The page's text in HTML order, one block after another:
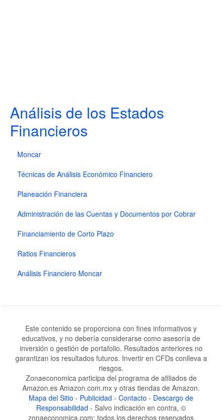
Análisis de los Estados
Financieros
Moncar
Técnicas de Análisis Económico Financiero
Planeación Financiera
Administración de las Cuentas y Documentos por Cobrar
Financiamiento de Corto Plazo
Ratios Financieros
Análisis Financiero Moncar
Este contenido se proporciona con fines informativos y
educativos, y no debería considerarse como asesoría de
inversión o gestión de portafolio. Resultados anteriores no
garantizan los resultados futuros. Invertir en CFDs conlleva a
riesgos.
Zonaeconomica participa del programa de afiliados de
Amazon.es Amazon.com.mx y otras tiendas de Amazon.
Mapa del Sitio - Publicidad - Contacto - Descargo de
Responsabilidad - Salvo indicación en contra, ©
zonaeconomica.com: todos los derechos reservados